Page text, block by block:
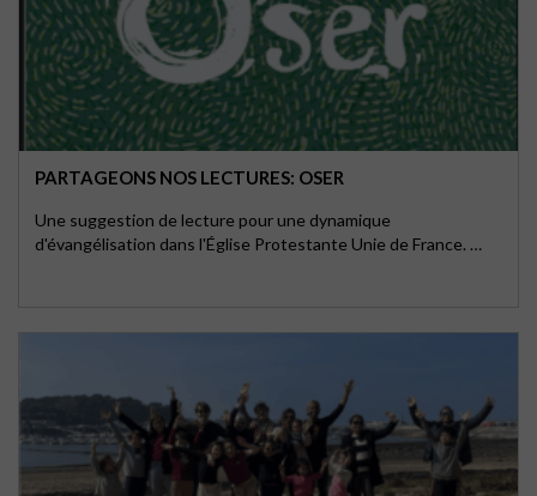
PARTAGEONS NOS LECTURES: OSER
Une suggestion de lecture pour une dynamique
d'évangélisation dans l'Église Protestante Unie de France. …